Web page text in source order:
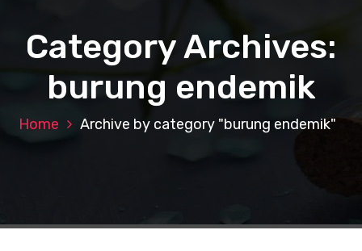
Category Archives:
burung endemik
Home Archive by category "burung endemik"